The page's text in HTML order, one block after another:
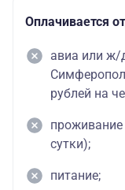
Оплачивается
авиа или ж/
рублей на
проживание
сутки);
питание;